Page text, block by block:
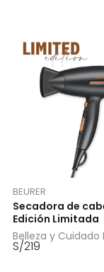
BEURER
Secadora de
Edición Limitada
Belleza y Cuidado
S/219